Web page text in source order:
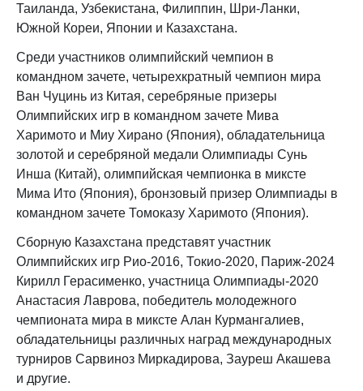
Таиланда, Узбекистана, Филиппин, Шри-Ланки,
Южной Кореи, Японии и Казахстана.
Среди участников олимпийский чемпион в
командном зачете, четырехкратный чемпион мира
Ван Чуцинь из Китая, серебряные призеры
Олимпийских игр в командном зачете Мива
Харимото и Миу Хирано (Япония), обладательница
золотой и серебряной медали Олимпиады Сунь
Инша (Китай), олимпийская чемпионка в миксте
Мима Ито (Япония), бронзовый призер Олимпиады в
командном зачете Томоказу Харимото (Япония).
Сборную Казахстана представят участник
Олимпийских игр Рио-2016, Токио-2020, Париж-2024
Кирилл Герасименко, участница Олимпиады-2020
Анастасия Лаврова, победитель молодежного
чемпионата мира в миксте Алан Курмангалиев,
обладательницы различных наград международных
турниров Сарвиноз Миркадирова, Зауреш Акашева
и другие.